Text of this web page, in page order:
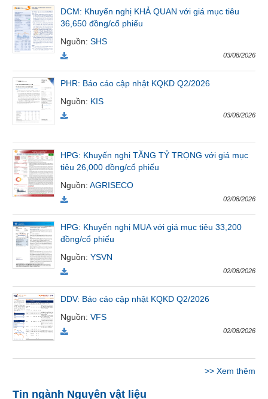
DCM: Khuyến nghị KHẢ QUAN với giá mục tiêu
36,650 đồng/cổ phiếu
Nguồn:SHS
03/08/2026
PHR: Báo cáo cập nhật KQKD Q2/2026
Nguồn: KIS
03/08/2026
HPG: Khuyến nghị TĂNG TỶ TRỌNG với giá mục
tiêu 26,000 đồng/cổ phiếu
Nguồn:AGRISECO
02/08/2026
HPG: Khuyến nghị MUA với giá mục tiêu 33,200
đồng/cổ phiếu
Nguồn:YSVN
02/08/2026
DDV: Báo cáo cập nhật KQKD Q2/2026
Nguồn:VFS
02/08/2026
>> Xem thêm
Tin ngành Nguyên vật liệu
chứng
khoán
(-)
Tất cả Cổ phiếu Chứng
Lãnh
đạo
(-)
Tin
tức
(-)
Bài
viết
của
tác
giả
Báo
cáo
phân